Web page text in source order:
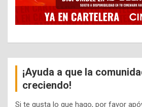
¡Ayuda a que la
creciendo!
Si te gusta lo que hago, por favor